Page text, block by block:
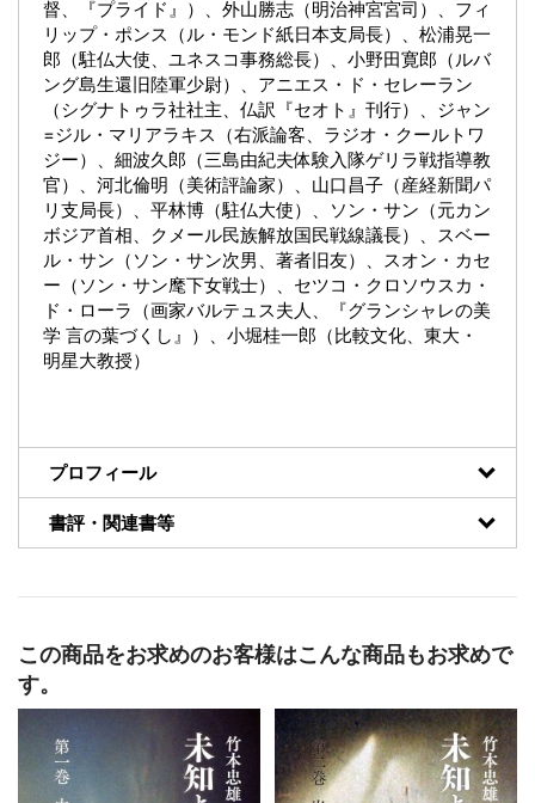
督、『プライド』）、外山勝志（明治神宮宮司）、フィ
リップ・ポンス（ル・モンド紙日本支局長）、松浦晃一
郎（駐仏大使、ユネスコ事務総長）、小野田寛郎（ルバ
ング島生還旧陸軍少尉）、アニエス・ド・セレーラン
（シグナトゥラ社社主、仏訳『セオト』刊行）、ジャン
=ジル・マリアラキス（右派論客、ラジオ・クールトワ
ジー）、細波久郎（三島由紀夫体験入隊ゲリラ戦指導教
官）、河北倫明（美術評論家）、山口昌子（産経新聞パ
リ支局長）、平林博（駐仏大使）、ソン・サン（元カン
ボジア首相、クメール民族解放国民戦線議長）、スベー
ル・サン（ソン・サン次男、著者旧友）、スオン・カセ
ー（ソン・サン麾下女戦士）、セツコ・クロソウスカ・
ド・ローラ（画家バルテュス夫人、『グランシャレの美
学 言の葉づくし』）、小堀桂一郎（比較文化、東大・
明星大教授）
プロフィール
書評・関連書等
この商品をお求めのお客様はこんな商品もお求めで
す。